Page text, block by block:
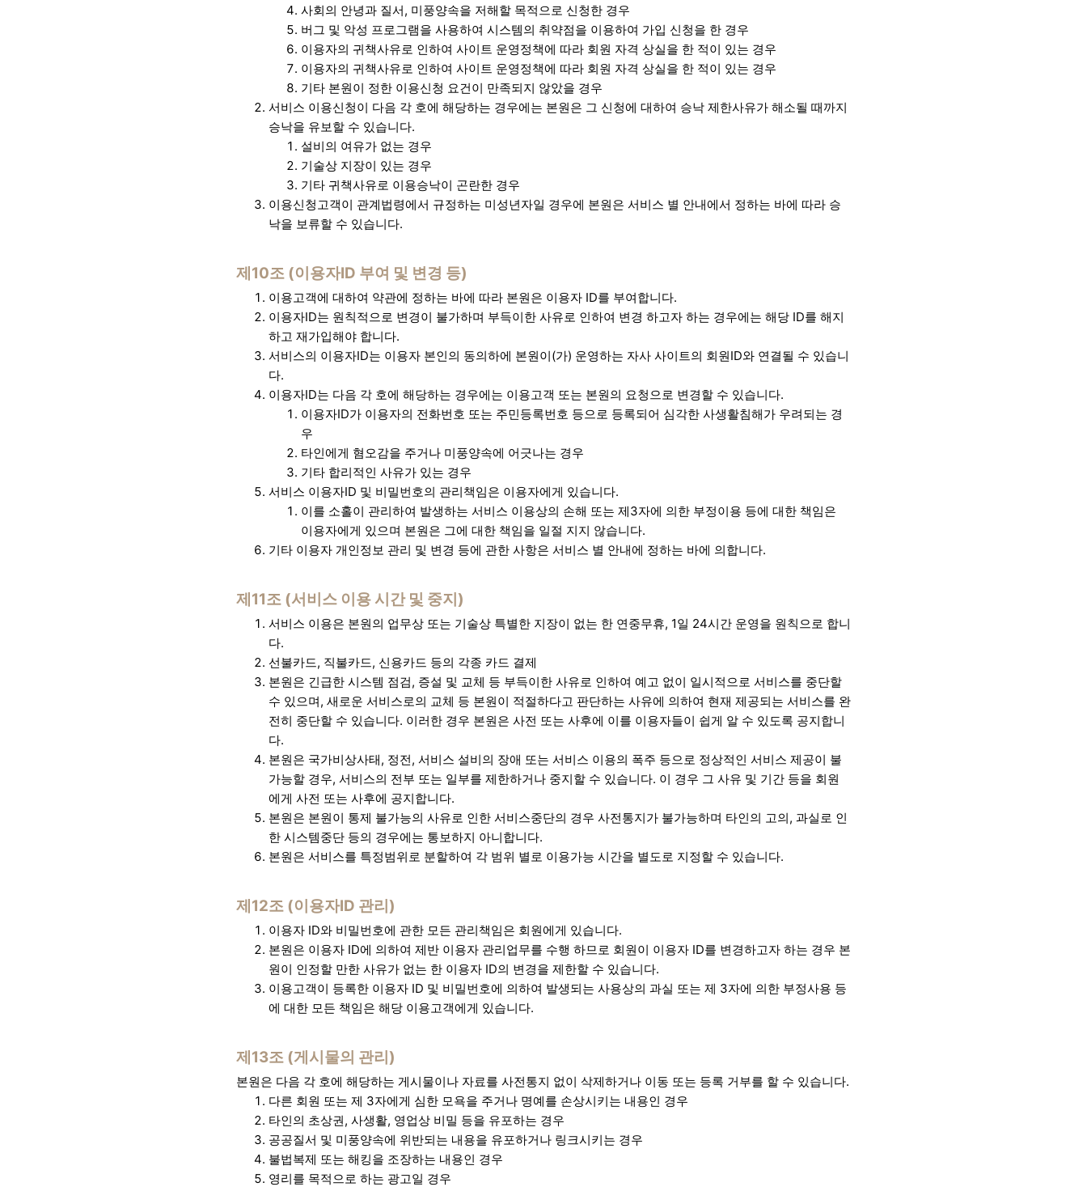
사회의 안녕과 질서, 미풍양속을 저해할 목적으로 신청한 경우
버그 및 악성 프로그램을 사용하여 시스템의 취약점을 이용하여 가입 신청을 한 경우
이용자의 귀책사유로 인하여 사이트 운영정책에 따라 회원 자격 상실을 한 적이 있는 경우
이용자의 귀책사유로 인하여 사이트 운영정책에 따라 회원 자격 상실을 한 적이 있는 경우
기타 본원이 정한 이용신청 요건이 만족되지 않았을 경우
서비스 이용신청이 다음 각 호에 해당하는 경우에는 본원은 그 신청에 대하여 승낙 제한사유가 해소될 때까지
승낙을 유보할 수 있습니다.
설비의 여유가 없는 경우
기술상 지장이 있는 경우
기타 귀책사유로 이용승낙이 곤란한 경우
이용신청고객이 관계법령에서 규정하는 미성년자일 경우에 본원은 서비스 별 안내에서 정하는 바에 따라 승
낙을 보류할 수 있습니다.
제10조 (이용자ID 부여 및 변경 등)
이용고객에 대하여 약관에 정하는 바에 따라 본원은 이용자 ID를 부여합니다.
이용자ID는 원칙적으로 변경이 불가하며 부득이한 사유로 인하여 변경 하고자 하는 경우에는 해당 ID를 해지
하고 재가입해야 합니다.
서비스의 이용자ID는 이용자 본인의 동의하에 본원이(가) 운영하는 자사 사이트의 회원ID와 연결될 수 있습니
다.
이용자ID는 다음 각 호에 해당하는 경우에는 이용고객 또는 본원의 요청으로 변경할 수 있습니다.
이용자ID가 이용자의 전화번호 또는 주민등록번호 등으로 등록되어 심각한 사생활침해가 우려되는 경
우
타인에게 혐오감을 주거나 미풍양속에 어긋나는 경우
기타 합리적인 사유가 있는 경우
서비스 이용자ID 및 비밀번호의 관리책임은 이용자에게 있습니다.
이를 소홀이 관리하여 발생하는 서비스 이용상의 손해 또는 제3자에 의한 부정이용 등에 대한 책임은
이용자에게 있으며 본원은 그에 대한 책임을 일절 지지 않습니다.
기타 이용자 개인정보 관리 및 변경 등에 관한 사항은 서비스 별 안내에 정하는 바에 의합니다.
제11조 (서비스 이용 시간 및 중지)
서비스 이용은 본원의 업무상 또는 기술상 특별한 지장이 없는 한 연중무휴, 1일 24시간 운영을 원칙으로 합니
다.
선불카드, 직불카드, 신용카드 등의 각종 카드 결제
본원은 긴급한 시스템 점검, 증설 및 교체 등 부득이한 사유로 인하여 예고 없이 일시적으로 서비스를 중단할
수 있으며, 새로운 서비스로의 교체 등 본원이 적절하다고 판단하는 사유에 의하여 현재 제공되는 서비스를 완
전히 중단할 수 있습니다. 이러한 경우 본원은 사전 또는 사후에 이를 이용자들이 쉽게 알 수 있도록 공지합니
다.
본원은 국가비상사태, 정전, 서비스 설비의 장애 또는 서비스 이용의 폭주 등으로 정상적인 서비스 제공이 불
가능할 경우, 서비스의 전부 또는 일부를 제한하거나 중지할 수 있습니다. 이 경우 그 사유 및 기간 등을 회원
에게 사전 또는 사후에 공지합니다.
본원은 본원이 통제 불가능의 사유로 인한 서비스중단의 경우 사전통지가 불가능하며 타인의 고의, 과실로 인
한 시스템중단 등의 경우에는 통보하지 아니합니다.
본원은 서비스를 특정범위로 분할하여 각 범위 별로 이용가능 시간을 별도로 지정할 수 있습니다.
제12조 (이용자ID 관리)
이용자 ID와 비밀번호에 관한 모든 관리책임은 회원에게 있습니다.
본원은 이용자 ID에 의하여 제반 이용자 관리업무를 수행 하므로 회원이 이용자 ID를 변경하고자 하는 경우 본
원이 인정할 만한 사유가 없는 한 이용자 ID의 변경을 제한할 수 있습니다.
이용고객이 등록한 이용자 ID 및 비밀번호에 의하여 발생되는 사용상의 과실 또는 제 3자에 의한 부정사용 등
에 대한 모든 책임은 해당 이용고객에게 있습니다.
제13조 (게시물의 관리)
본원은 다음 각 호에 해당하는 게시물이나 자료를 사전통지 없이 삭제하거나 이동 또는 등록 거부를 할 수 있습니다.
다른 회원 또는 제 3자에게 심한 모욕을 주거나 명예를 손상시키는 내용인 경우
타인의 초상권, 사생활, 영업상 비밀 등을 유포하는 경우
공공질서 및 미풍양속에 위반되는 내용을 유포하거나 링크시키는 경우
불법복제 또는 해킹을 조장하는 내용인 경우
영리를 목적으로 하는 광고일 경우